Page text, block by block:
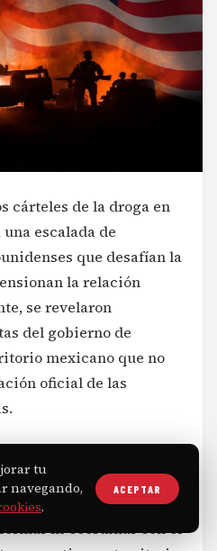
cárteles de la droga en
escalada de
que desafían la
la relación
se revelaron
del gobierno de
mexicano que no
oficial de las
operación denominada
de Sinaloa, que dejó
ni coordinar con el
tu
navegando,
.
ACEPTAR